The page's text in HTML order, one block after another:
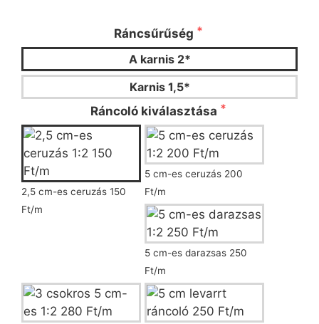
Ráncsűrűség
A karnis 2*
Karnis 1,5*
Ráncoló kiválasztása
2,5 cm-es ceruzás 150
Ft/m
5 cm-es ceruzás 200
Ft/m
5 cm-es darazsas 250
Ft/m